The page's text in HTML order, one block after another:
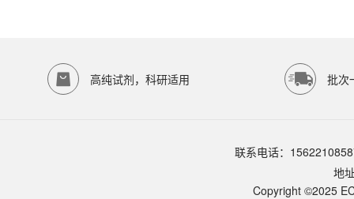
参照产品说明书中的保存条件。一般生物科研试剂建议在2-8℃或-
高纯试剂，科研适用 批次
联系电话：
地
Copyright ©2025